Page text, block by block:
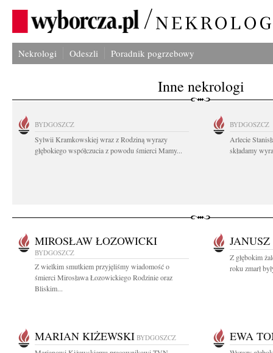
Nekrologi Odeszli Poradnik pogrzebowy
Inne nekrologi
BYDGOSZCZ
Sylwii Kramkowskiej wraz z Rodziną wyrazy
głębokiego współczucia z powodu śmierci Mamy...
BYDGOSZCZ
Arlecie
składamy
MIROSŁAW ŁOZOWICKI
BYDGOSZCZ
Z wielkim smutkiem przyjęliśmy wiadomość o
śmierci Mirosława Łozowickiego Rodzinie oraz
Bliskim...
Z głębokim
roku zmarł
MARIAN KIŻEWSKI BYDGOSZCZ EWA